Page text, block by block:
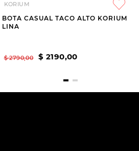
KORIUM
BOTA CASUAL TACO ALTO KORIUM
LINA
$ 2790,00 $ 2190,00